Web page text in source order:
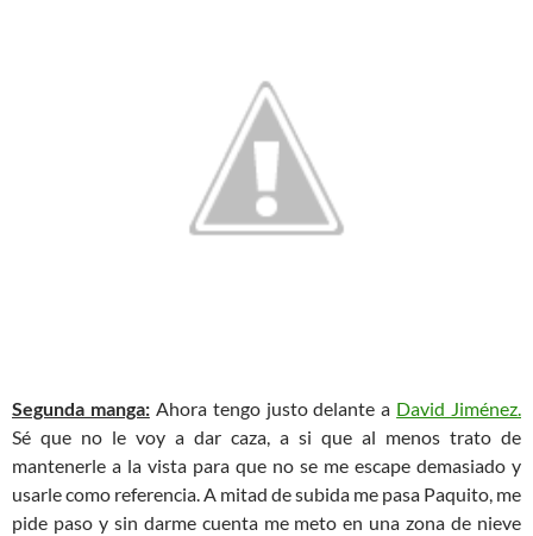
Segunda manga:Ahora tengo justo delante a David Jiménez.
Sé que no le voy a dar caza, a si que al menos trato de
mantenerle a la vista para que no se me escape demasiado y
usarle como referencia. A mitad de subida me pasa Paquito, me
pide paso y sin darme cuenta me meto en una zona de nieve